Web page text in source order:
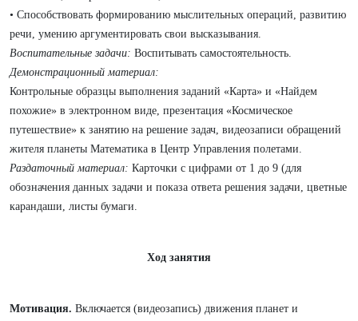
• Способствовать формированию мыслительных операций, развитию
речи, умению аргументировать свои высказывания.
Воспитательные задачи: Воспитывать самостоятельность.
Демонстрационный материал:
Контрольные образцы выполнения заданий «Карта» и «Найдем
похожие» в электронном виде, презентация «Космическое
путешествие» к занятию на решение задач, видеозаписи обращений
жителя планеты Математика в Центр Управления полетами.
Раздаточный материал: Карточки с цифрами от 1 до 9 (для
обозначения данных задачи и показа ответа решения задачи, цветные
карандаши, листы бумаги.
Ход занятия
Мотивация. Включается (видеозапись) движения планет и